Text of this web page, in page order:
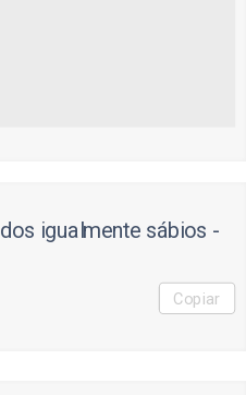
igualmente sábios -
Copiar